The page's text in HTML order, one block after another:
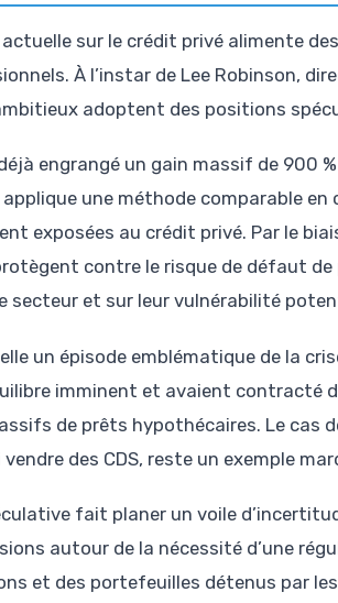
sur le crédit privé alimente
À l’instar de Lee Robinson,
adoptent des positions
engrangé un gain massif de 900
une méthode comparable
exposées au crédit privé. Par le
contre le risque de défaut de
secteur et sur leur vulnérabilité
un épisode emblématique de la
imminent et avaient contracté
de prêts hypothécaires. Le cas
vendre des CDS, reste un exemple
fait planer un voile
autour de la nécessité d’une
et des portefeuilles détenus par